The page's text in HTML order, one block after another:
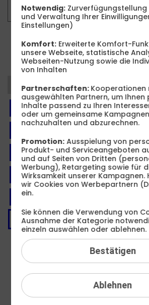
Suchen
Kategorien
FAQ: Am häufigsten gesucht
Festnetz-Geräte
Kundendaten
Mobilfunk
Mobilfunk-Geräte
Android Version
APN
Daten-Roaming
Notwendig:
und Verwaltung Ihrer
Einstellungen)
Komfort: Erweiterte Komfort-
unsere Webseite, statistische
Webseiten-Nutzung sowie die
von Inhalten
Partnerschaften: Kooperationen
ausgewählten Partnern, um
Inhalte passend zu Ihren
oder um gemeinsame
nachzuhalten und abzurechnen.
Promotion: Ausspielung von
Produkt- und Serviceangeboten
und auf Seiten von Dritten
Werbung), Retargeting sowie für
Wirksamkeit unserer Kampagnen.
wir Cookies von Werbepartnern
ein.
Ablehnen
Sie können die Verwendung von
Ausnahme der Kategorie
einzeln auswählen oder ablehnen.
Bestätigen